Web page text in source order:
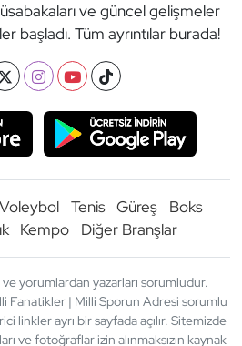
ve güncel gelişmeler
başladı. Tüm ayrıntılar burada!
Voleybol Tenis Güreş
Boks
Kempo Diğer Branşlar
yorumlardan yazarları sorumludur.
Fanatikler | Milli Sporun Adresi sorumlu
linkler ayrı bir sayfada açılır. Sitemizde
ve fotoğraflar izin alınmaksızın kaynak